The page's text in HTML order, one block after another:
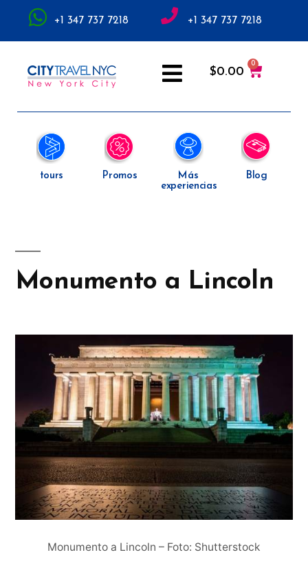
+1 347 737 7218 +1 347 737 7218
$0.00
tours Promos
Más
experiencias
Blog
Monumento a Lincoln
Monumento a Lincoln – Foto: Shutterstock